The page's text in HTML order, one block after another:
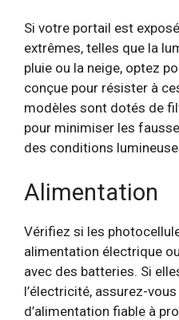
Si votre portail est
extrêmes, telles que la
pluie ou la neige, optez
conçue pour résister à
modèles sont dotés de
pour minimiser les
des conditions
Alimentation
Vérifiez si les
alimentation électrique
avec des batteries. Si
l’électricité, assurez-
d’alimentation fiable à